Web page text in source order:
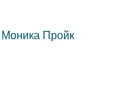
Моника Пройк